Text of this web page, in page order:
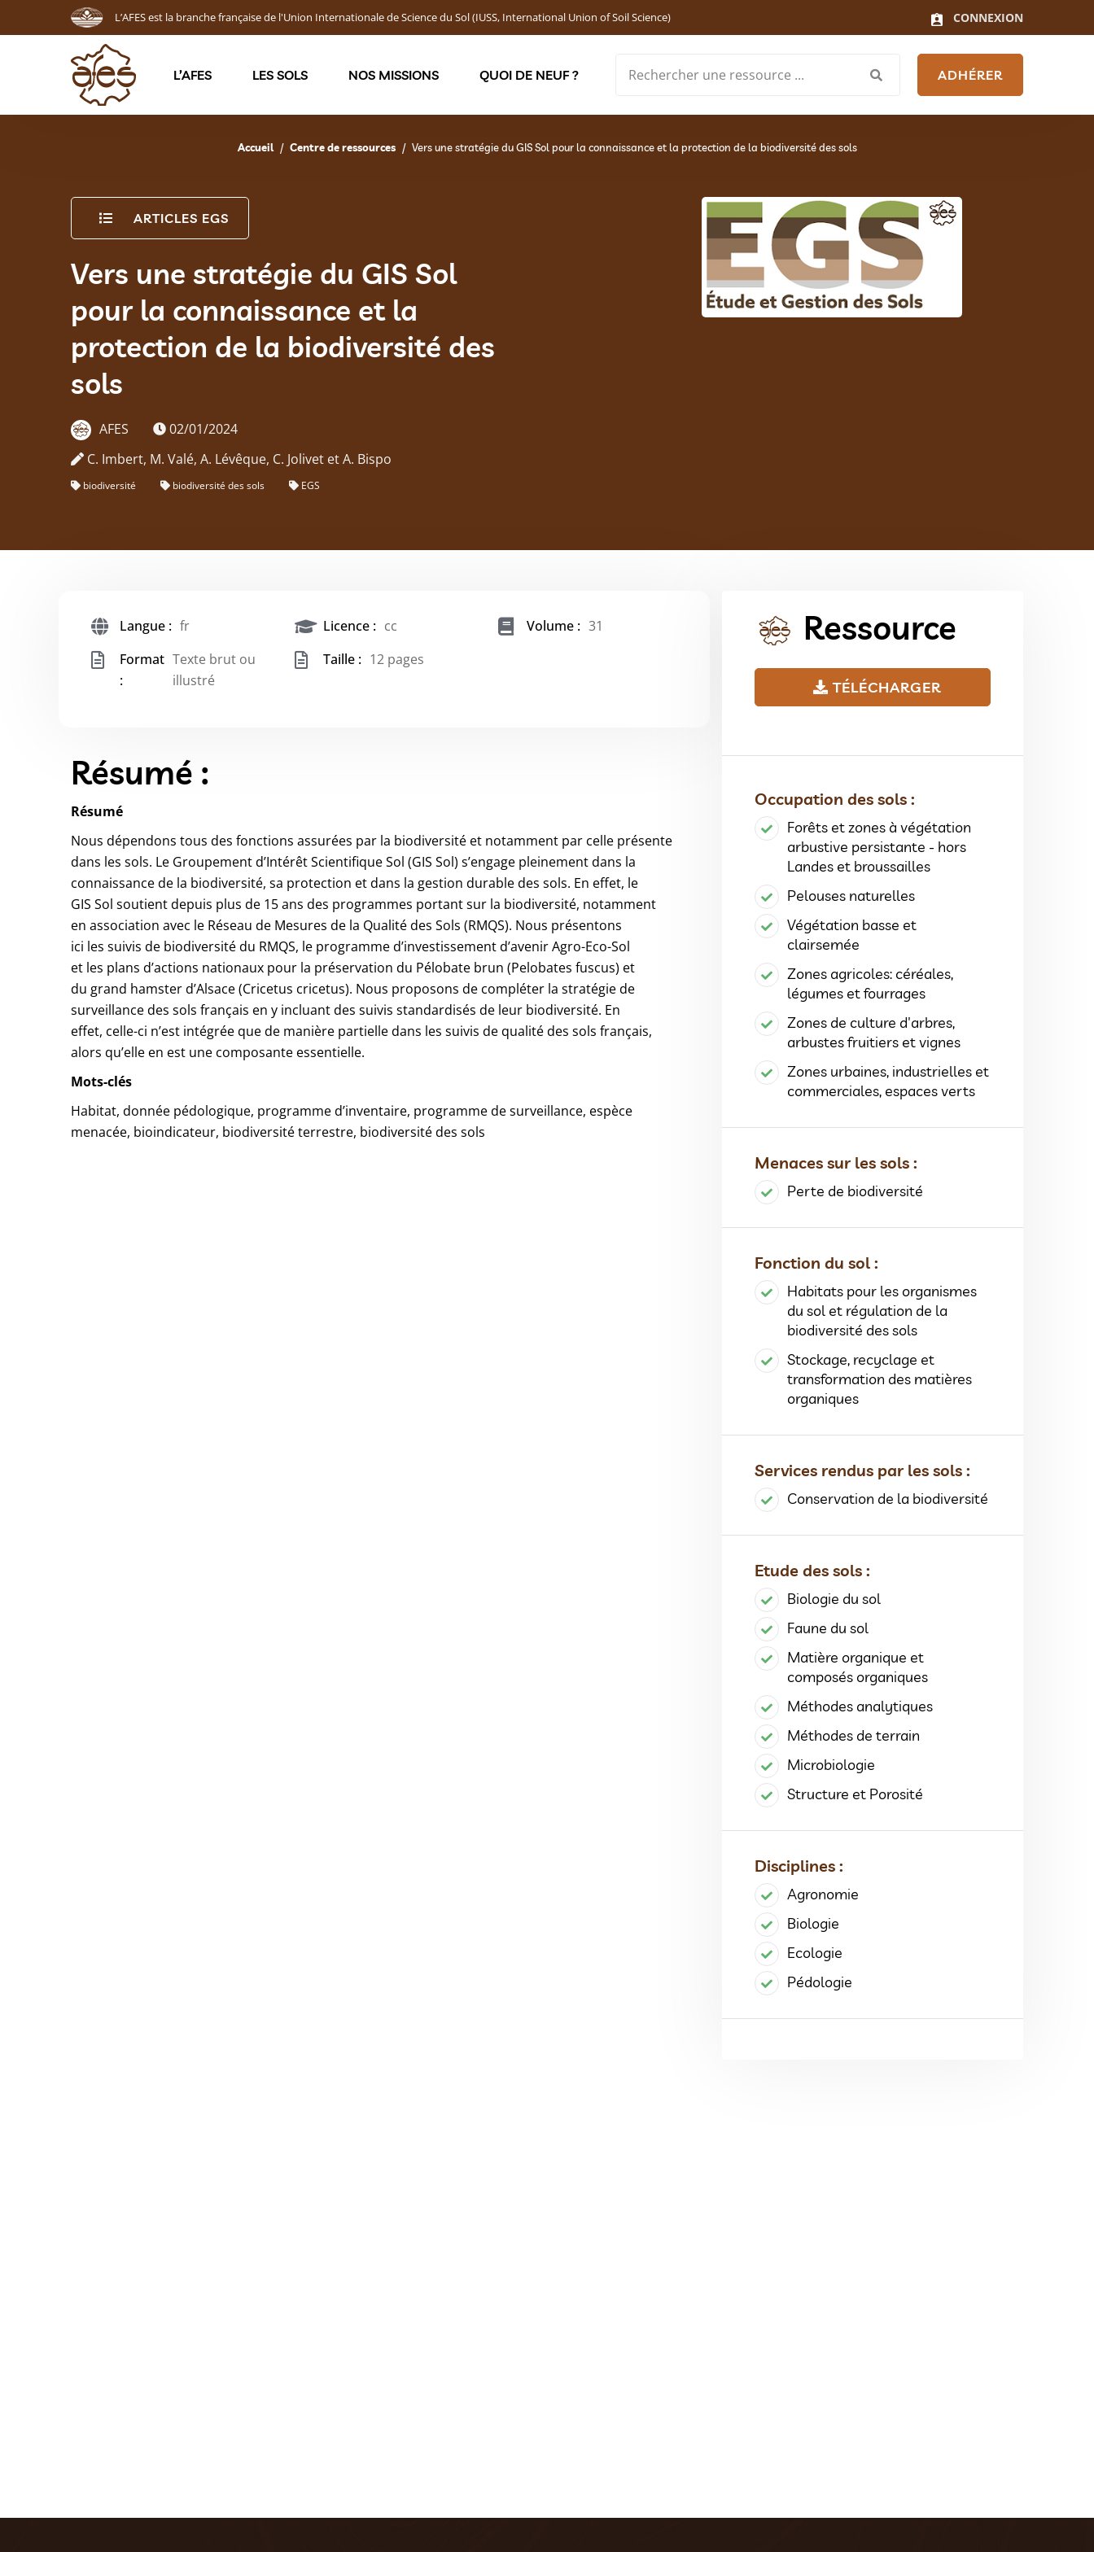
L’AFES est la branche française de l'Union Internationale de Science du Sol (IUSS, International Union of Soil Science) CONNEXION
L’AFES LES SOLS NOS MISSIONS QUOI DE NEUF ? ADHÉRER
Accueil Centre de ressources Vers une stratégie du GIS Sol pour la connaissance et la protection de la biodiversité des sols
ARTICLES EGS
Vers une stratégie du GIS Sol
pour la connaissance et la
protection de la biodiversité des
sols
AFES
02/01/2024
C. Imbert, M. Valé, A. Lévêque, C. Jolivet et A. Bispo
biodiversité biodiversité des sols EGS
Langue : fr Licence : cc Volume : 31
Format
:
Texte brut ou
illustré
Taille : 12 pages
Résumé :
Résumé
Nous dépendons tous des fonctions assurées par la biodiversité et notamment par celle présente
dans les sols. Le Groupement d’Intérêt Scientifique Sol (GIS Sol) s’engage pleinement dans la
connaissance de la biodiversité, sa protection et dans la gestion durable des sols. En effet, le
GIS Sol soutient depuis plus de 15 ans des programmes portant sur la biodiversité, notamment
en association avec le Réseau de Mesures de la Qualité des Sols (RMQS). Nous présentons
ici les suivis de biodiversité du RMQS, le programme d’investissement d’avenir Agro-Eco-Sol
et les plans d’actions nationaux pour la préservation du Pélobate brun (Pelobates fuscus) et
du grand hamster d’Alsace (Cricetus cricetus). Nous proposons de compléter la stratégie de
surveillance des sols français en y incluant des suivis standardisés de leur biodiversité. En
effet, celle-ci n’est intégrée que de manière partielle dans les suivis de qualité des sols français,
alors qu’elle en est une composante essentielle.
Mots-clés
Habitat, donnée pédologique, programme d’inventaire, programme de surveillance, espèce
menacée, bioindicateur, biodiversité terrestre, biodiversité des sols
Ressource
TÉLÉCHARGER
Occupation des sols :
Forêts et zones à végétation
arbustive persistante - hors
Landes et broussailles
Pelouses naturelles
Végétation basse et
clairsemée
Zones agricoles: céréales,
légumes et fourrages
Zones de culture d'arbres,
arbustes fruitiers et vignes
Zones urbaines, industrielles et
commerciales, espaces verts
Menaces sur les sols :
Perte de biodiversité
Fonction du sol :
Habitats pour les organismes
du sol et régulation de la
biodiversité des sols
Stockage, recyclage et
transformation des matières
organiques
Services rendus par les sols :
Conservation de la biodiversité
Etude des sols :
Biologie du sol
Faune du sol
Matière organique et
composés organiques
Méthodes analytiques
Méthodes de terrain
Microbiologie
Structure et Porosité
Disciplines :
Agronomie
Biologie
Ecologie
Pédologie